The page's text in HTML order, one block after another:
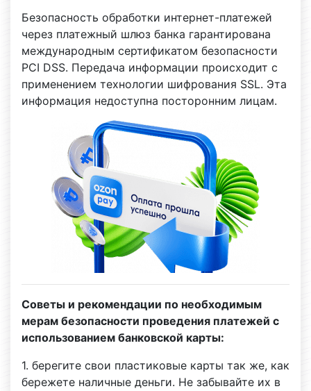
Безопасность обработки интернет-платежей
через платежный шлюз банка гарантирована
международным сертификатом безопасности
PCI DSS. Передача информации происходит с
применением технологии шифрования SSL. Эта
информация недоступна посторонним лицам.
Советы и рекомендации по необходимым
мерам безопасности проведения платежей с
использованием банковской карты:
1. берегите свои пластиковые карты так же, как
бережете наличные деньги. Не забывайте их в